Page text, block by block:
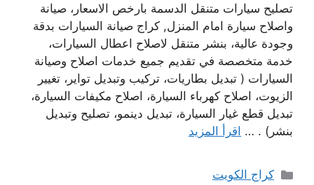
تصليح سيارات متنقل الدسمة بارخص الاسعار، صيانة
واصلاح سيارة امام المنزل, كراج صيانة السيارات بدقة
وجودة عالية، بنشر متنقل لاصلاح اعطال السيارات،
خدمة متخصصة في تقديم جميع خدمات اصلاح وصيانة
السيارات ( تبديل بطاريات، تركيب وتبديل تواير، تغيير
الزيوت، اصلاح كهرباء السيارة، اصلاح مكيفات السيارة،
تبديل قطع غيار السيارة، تبديل دينمو، تصليح وتبديل
بنشر) . … اقرأ المزيد
التصنيفات
كراج الكويت